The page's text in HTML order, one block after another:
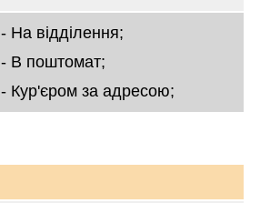
- На відділення;
- В поштомат;
- Кур'єром за адресою;